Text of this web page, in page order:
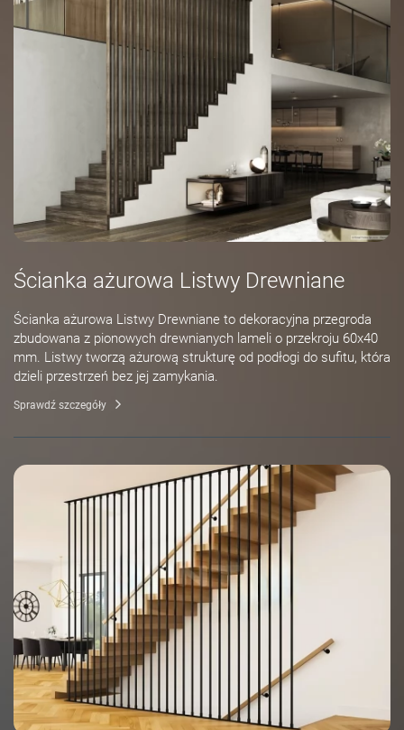
Ścianka ażurowa Listwy Drewniane
Ścianka ażurowa Listwy Drewniane to dekoracyjna przegroda
zbudowana z pionowych drewnianych lameli o przekroju 60x40
mm. Listwy tworzą ażurową strukturę od podłogi do sufitu, która
dzieli przestrzeń bez jej zamykania.
Sprawdź szczegóły